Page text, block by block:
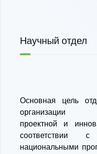
Научный отдел
Основная цель
организации
проектной и
соответствии
национальными